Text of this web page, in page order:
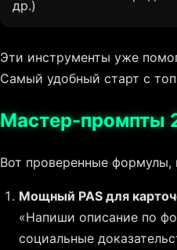
др.)
Эти инструменты уже
Самый удобный старт с
Мастер-промпты
Вот проверенные
Мощный PAS для
«Напиши описание по
социальные